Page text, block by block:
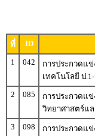
ที่ ID
1
042
การประกวดแ
เทคโนโลยี ป
2
085
การประกวดแ
วิทยาศาสตร์แ
3
098 การประกวดแ